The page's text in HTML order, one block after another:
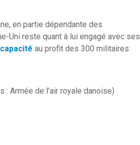
en partie dépendante des
Uni reste quant à lui engagé avec ses
au profit des 300 militaires
: Armée de l’air royale danoise)